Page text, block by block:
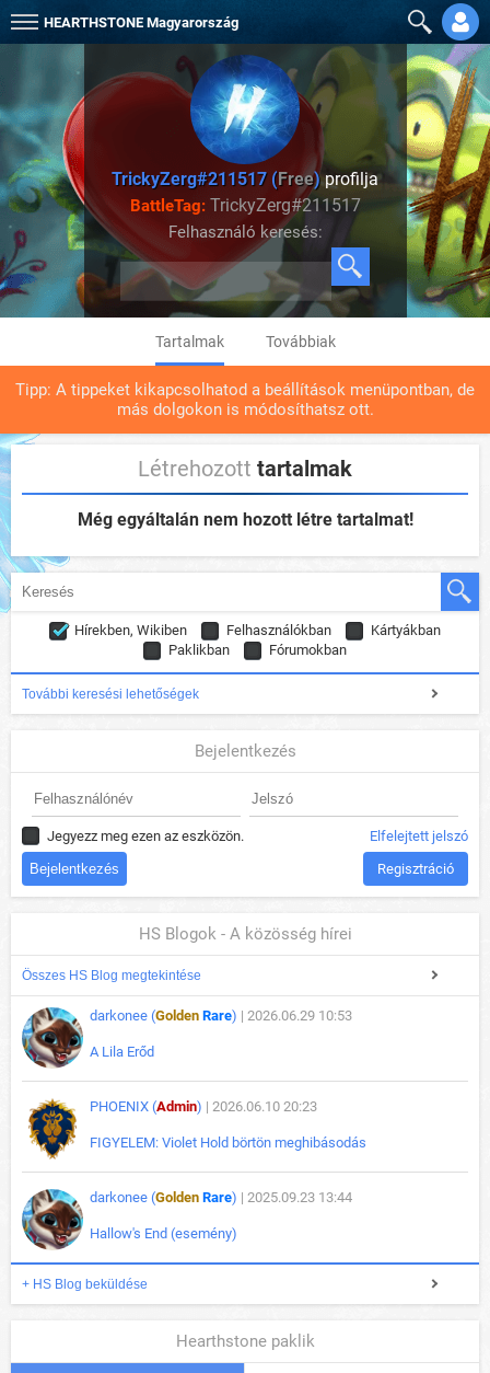
HEARTHSTONE Magyarország
TrickyZerg#211517 (Free)profilja
BattleTag:TrickyZerg#211517
Felhasználó keresés:
Tartalmak Továbbiak
Tipp: A tippeket kikapcsolhatod a beállítások menüpontban, de
más dolgokon is módosíthatsz ott.
Létrehozott tartalmak
Még egyáltalán nem hozott létre tartalmat!
Hírekben, Wikiben Felhasználókban
Kártyákban
Paklikban
Fórumokban
További keresési lehetőségek
Bejelentkezés
Jegyezz meg ezen az eszközön. Elfelejtett jelszó
Regisztráció
HS Blogok - A közösség hírei
Összes HS Blog megtekintése
darkonee (Golden Rare) | 2026.06.29 10:53
A Lila Erőd
PHOENIX (Admin) | 2026.06.10 20:23
FIGYELEM: Violet Hold börtön meghibásodás
darkonee (Golden Rare) | 2025.09.23 13:44
Hallow's End (esemény)
+ HS Blog beküldése
Hearthstone paklik